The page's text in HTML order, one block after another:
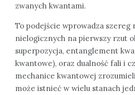
zwanych kwantami.
To podejście wprowadza szereg
nielogicznych na pierwszy rzut
superpozycja, entanglement
kwantowe), oraz dualność fali i
mechanice kwantowej
może istnieć w wielu stanach